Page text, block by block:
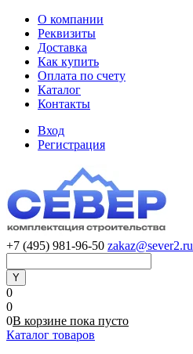
О компании
Реквизиты
Доставка
Как купить
Оплата по счету
Каталог
Контакты
Вход
Регистрация
+7 (495) 981-96-50 zakaz@sever2.ru
0
0
0В корзине пока пусто
Каталог товаров